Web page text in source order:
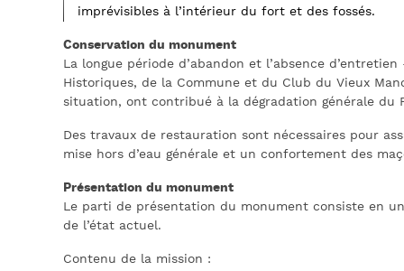
imprévisibles à l’intérieur du fort et des fossés.
Conservation du monument
La longue période d’abandon et l’absence
Historiques, de la Commune et du Club du Vieux
situation, ont contribué à la dégradation générale du
Des travaux de restauration sont nécessaires pour
mise hors d’eau générale et un confortement des
Présentation du monument
Le parti de présentation du monument consiste en
de l’état actuel.
Contenu de la mission :